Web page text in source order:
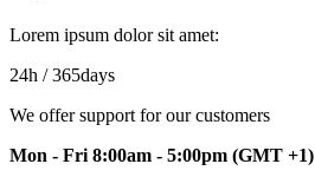
Lorem ipsum dolor sit amet:
24h / 365days
We offer support for our customers
Mon - Fri 8:00am - 5:00pm (GMT +1)